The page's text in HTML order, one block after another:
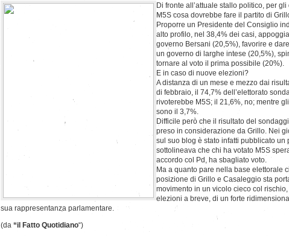
Di fronte all’attuale stallo politico, per gli
M5S cosa dovrebbe fare il partito di
Proporre un Presidente del Consiglio
alto profilo, nel 38,4% dei casi,
governo Bersani (20,5%), favorire e
un governo di larghe intese (20,5%),
tornare al voto il prima possibile (20%).
E in caso di nuove elezioni?
A distanza di un mese e mezzo dai
di febbraio, il 74,7% dell’elettorato
rivoterebbe M5S; il 21,6%, no; mentre
sono il 3,7%.
Difficile però che il risultato del
preso in considerazione da Grillo. Nei
sul suo blog è stato infatti pubblicato un
sottolineava che chi ha votato M5S
accordo col Pd, ha sbagliato voto.
Ma a quanto pare nella base elettorale
posizione di Grillo e Casaleggio sta
movimento in un vicolo cieco col
elezioni a breve, di un forte
sua rappresentanza parlamentare.
(da “il Fatto Quotidiano“)